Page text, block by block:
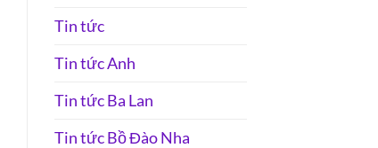
Tin tức
Tin tức Anh
Tin tức Ba Lan
Tin tức Bồ Đào Nha